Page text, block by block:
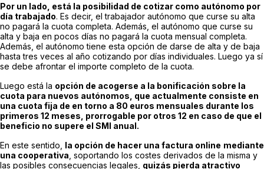
Por un lado, está la posibilidad de cotizar como autónomo por
día trabajado. Es decir, el trabajador autónomo que curse su alta
no pagará la cuota completa. Además, el autónomo que curse su
alta y baja en pocos días no pagará la cuota mensual completa.
Además, el autónomo tiene esta opción de darse de alta y de baja
hasta tres veces al año cotizando por días individuales. Luego ya sí
se debe afrontar el importe completo de la cuota.
Luego está la opción de acogerse a la bonificación sobre la
cuota para nuevos autónomos, que actualmente consiste en
una cuota fija de en torno a 80 euros mensuales durante los
primeros 12 meses, prorrogable por otros 12 en caso de que el
beneficio no supere el SMI anual.
En este sentido, la opción de hacer una factura online mediante
una cooperativa , soportando los costes derivados de la misma y
las posibles consecuencias legales, quizás pierda atractivo